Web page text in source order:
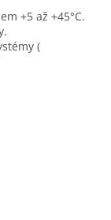
+5 až +45°C.
(